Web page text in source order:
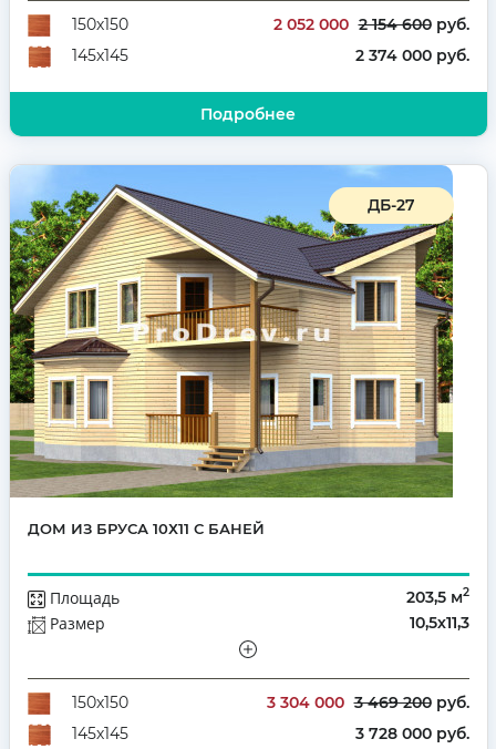
150х150
2 052 000 2 154 600руб.
145х145
2 374 000 руб.
Подробнее
ДБ-27
ДОМ ИЗ БРУСА 10Х11 С БАНЕЙ
Площадь 203,5 м2
Размер 10,5х11,3
Количество комнат
5
150х150
3 304 000 3 469 200руб.
145х145
3 728 000 руб.